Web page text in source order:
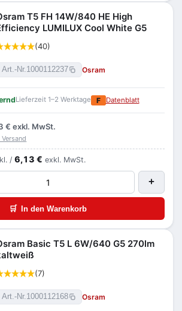
T5 FH 14W/840 HE High
LUMILUX Cool White G5
(40)
Art.-Nr.1000112237 Osram
Lieferzeit 1–2 Werktage F Datenblatt
€ exkl. MwSt.
/ 6,13 € exkl. MwSt.
+
🛒 In den Warenkorb
Basic T5 L 6W/640 G5 270lm
(7)
Art.-Nr.1000112168 Osram